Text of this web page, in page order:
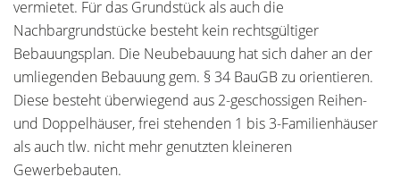
vermietet. Für das Grundstück als auch die
Nachbargrundstücke besteht kein rechtsgültiger
Bebauungsplan. Die Neubebauung hat sich daher an der
umliegenden Bebauung gem. § 34 BauGB zu orientieren.
Diese besteht überwiegend aus 2-geschossigen Reihen-
und Doppelhäuser, frei stehenden 1 bis 3-Familienhäuser
als auch tlw. nicht mehr genutzten kleineren
Gewerbebauten.